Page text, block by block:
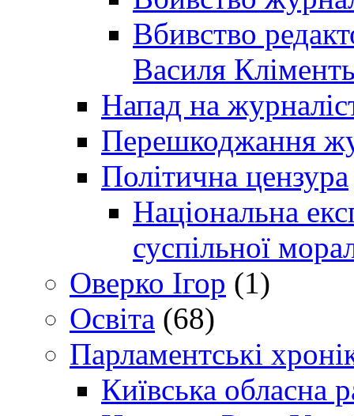
Вбивство
Василя
Напад на
Перешкоджання
Політична цензура
Національна
суспільної
Оверко Ігор (1)
Освіта (68)
Парламентські
Київська обласна